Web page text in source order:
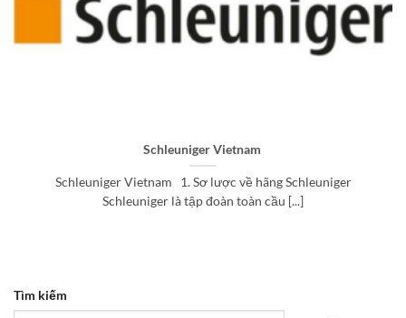
Schleuniger Vietnam
Schleuniger Vietnam 1. Sơ lược về hãng Schleuniger
Schleuniger là tập đoàn toàn cầu [...]
Tìm kiếm